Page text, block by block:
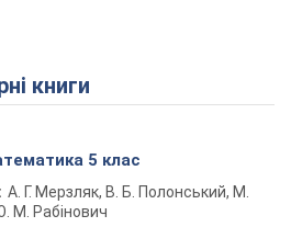
Play Video
книги
5 клас
А. Г. Мерзляк, В. Б. Полонський, М.
М. Рабінович